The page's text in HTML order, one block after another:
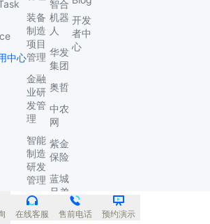
中心
装备
制造
项目
管理
金融
业研
发管
理
智能
制造
研发
管理
IPD
研发
智合
机器
人
华发
集团
奥哲
中农
网
紫金
保险
蓝城
兄弟
查看
开发
者中
心
在线客服 售前电话 预约演示